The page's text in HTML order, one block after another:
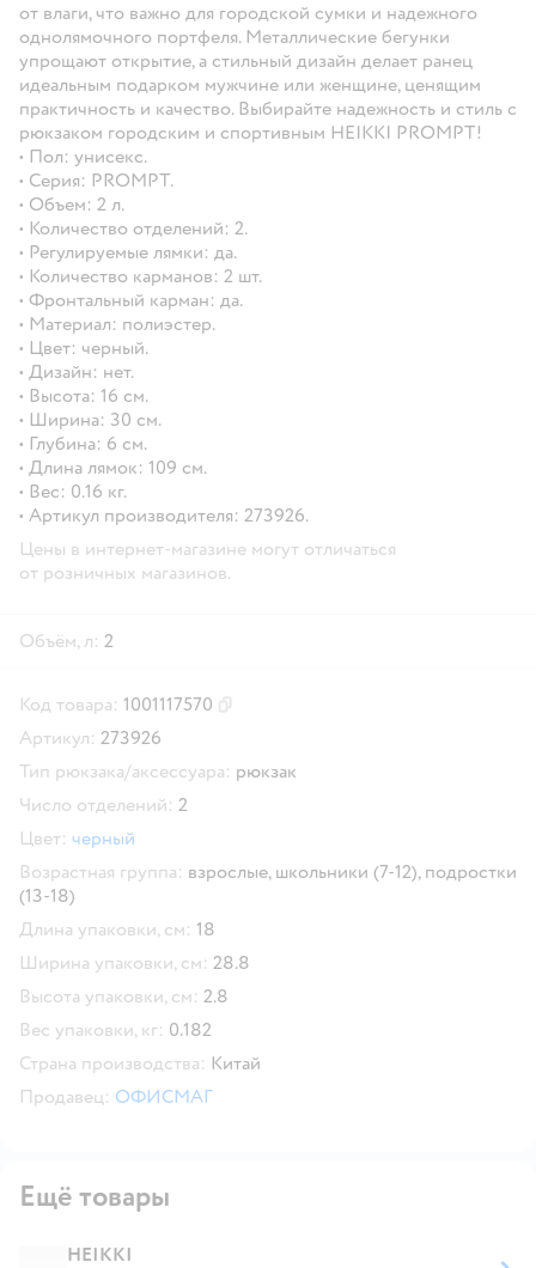
от влаги, что важно для городской сумки и надежного
однолямочного портфеля. Металлические бегунки
упрощают открытие, а стильный дизайн делает ранец
идеальным подарком мужчине или женщине, ценящим
практичность и качество. Выбирайте надежность и стиль с
рюкзаком городским и спортивным HEIKKI PROMPT!
• Пол: унисекс.
• Серия: PROMPT.
• Объем: 2 л.
• Количество отделений: 2.
• Регулируемые лямки: да.
• Количество карманов: 2 шт.
• Фронтальный карман: да.
• Материал: полиэстер.
• Цвет: черный.
• Дизайн: нет.
• Высота: 16 см.
• Ширина: 30 см.
• Глубина: 6 см.
• Длина лямок: 109 см.
• Вес: 0.16 кг.
• Артикул производителя: 273926.
Цены в интернет-магазине могут отличаться
от розничных магазинов.
Объём, л: 2
Код товара: 1001117570
Артикул: 273926
Тип рюкзака/аксессуара: рюкзак
Число отделений: 2
Цвет: черный
Возрастная группа: взрослые, школьники (7-12), подростки
(13-18)
Длина упаковки, см: 18
Ширина упаковки, см: 28.8
Высота упаковки, см: 2.8
Вес упаковки, кг: 0.182
Страна производства: Китай
Продавец: ОФИСМАГ
Ещё товары
HEIKKI